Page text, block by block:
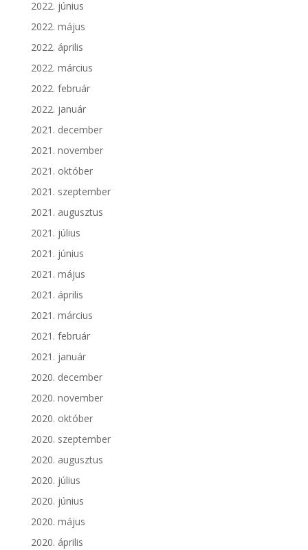
2022. június
2022. május
2022. április
2022. március
2022. február
2022. január
2021. december
2021. november
2021. október
2021. szeptember
2021. augusztus
2021. július
2021. június
2021. május
2021. április
2021. március
2021. február
2021. január
2020. december
2020. november
2020. október
2020. szeptember
2020. augusztus
2020. július
2020. június
2020. május
2020. április